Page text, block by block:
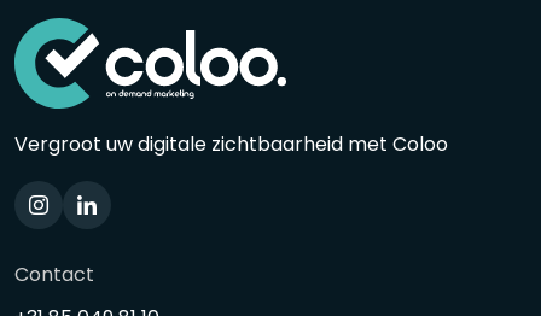
Vergroot uw digitale zichtbaarheid met Coloo
Contact